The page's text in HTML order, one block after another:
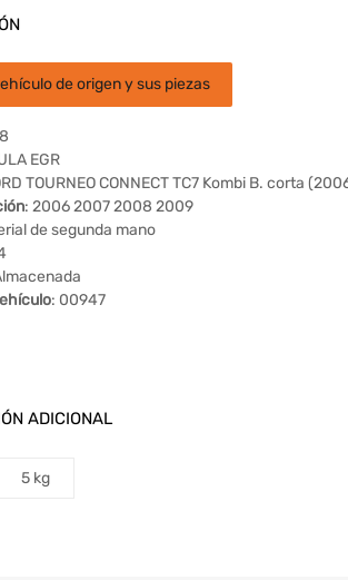
de origen y sus piezas
EGR
TOURNEO CONNECT TC7 Kombi B. corta
: 2006 2007 2008 2009
de segunda mano
: 00947
ADICIONAL
5 kg